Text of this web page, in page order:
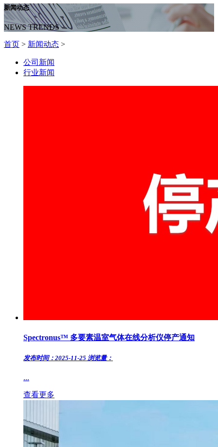
新闻动态
NEWS TRENDS
首页 > 新闻动态 >
公司新闻
行业新闻
Spectronus™ 多要素温室气体在线分析仪停产通知
发布时间：2025-11-25 浏览量：
...
查看更多